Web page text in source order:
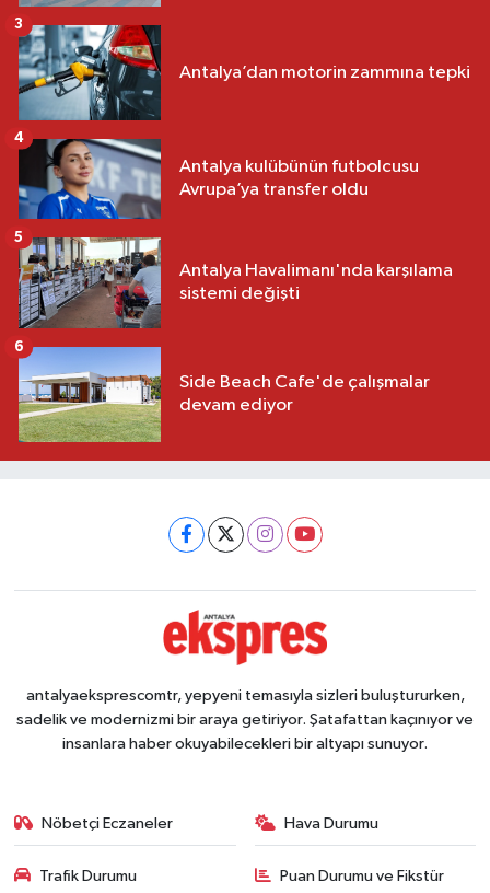
Antalya’dan motorin zammına tepki
3
Antalya kulübünün futbolcusu
Avrupa’ya transfer oldu
4
Antalya Havalimanı'nda karşılama
sistemi değişti
5
Side Beach Cafe'de çalışmalar
devam ediyor
6
antalyaeksprescomtr, yepyeni temasıyla sizleri buluştururken,
sadelik ve modernizmi bir araya getiriyor. Şatafattan kaçınıyor ve
insanlara haber okuyabilecekleri bir altyapı sunuyor.
Nöbetçi Eczaneler Hava Durumu
Trafik Durumu Puan Durumu ve Fikstür